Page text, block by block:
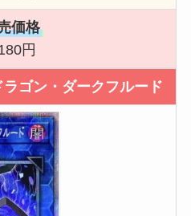
価格
円
ゴン・ダークフルード